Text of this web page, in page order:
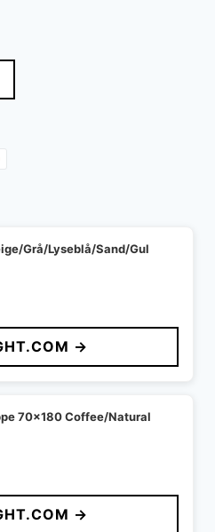
Grå/Lyseblå/Sand/Gul
kr..
→
70x180 Coffee/Natural
→